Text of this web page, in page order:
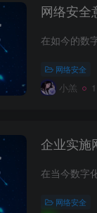
网络安全
网络安全
小羔
企业实施
网络安全